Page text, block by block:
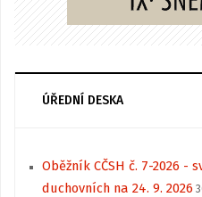
ÚŘEDNÍ DESKA
Oběžník CČSH č. 7-2026 -
duchovních na 24. 9. 2026